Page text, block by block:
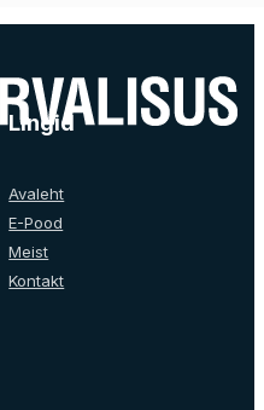
Lingid
Avaleht
E-Pood
Meist
Kontakt